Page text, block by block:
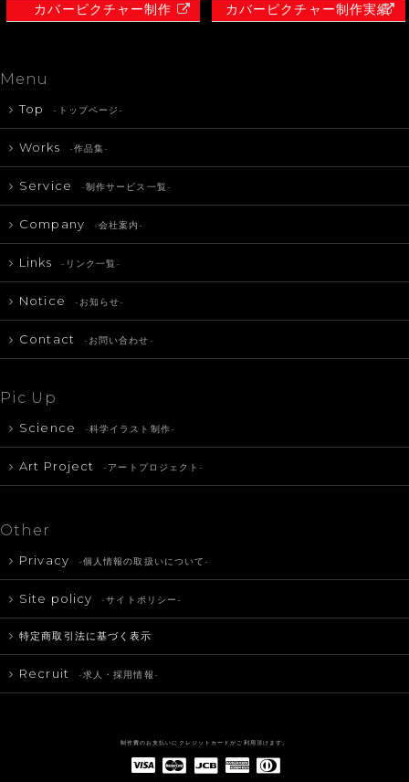
カバーピクチャー制作 カバーピクチャー制作実績
Menu
Top -トップページ-
Works -作品集-
Service -制作サービス一覧-
Company -会社案内-
Links -リンク一覧-
Notice -お知らせ-
Contact -お問い合わせ-
Pic Up
Science -科学イラスト制作-
Art Project -アートプロジェクト-
Other
Privacy -個人情報の取扱いについて-
Site policy -サイトポリシー-
特定商取引法に基づく表示
Recruit -求人・採用情報-
制作費のお支払いにクレジットカードがご利用頂けます。